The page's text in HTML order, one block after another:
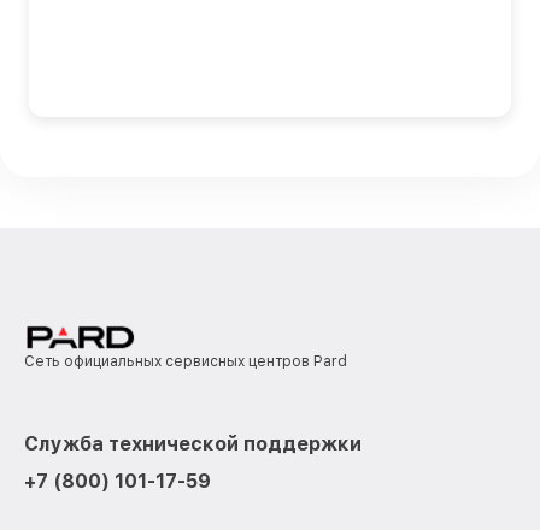
Сеть официальных сервисных центров Pard
Служба технической поддержки
+7 (800) 101-17-59